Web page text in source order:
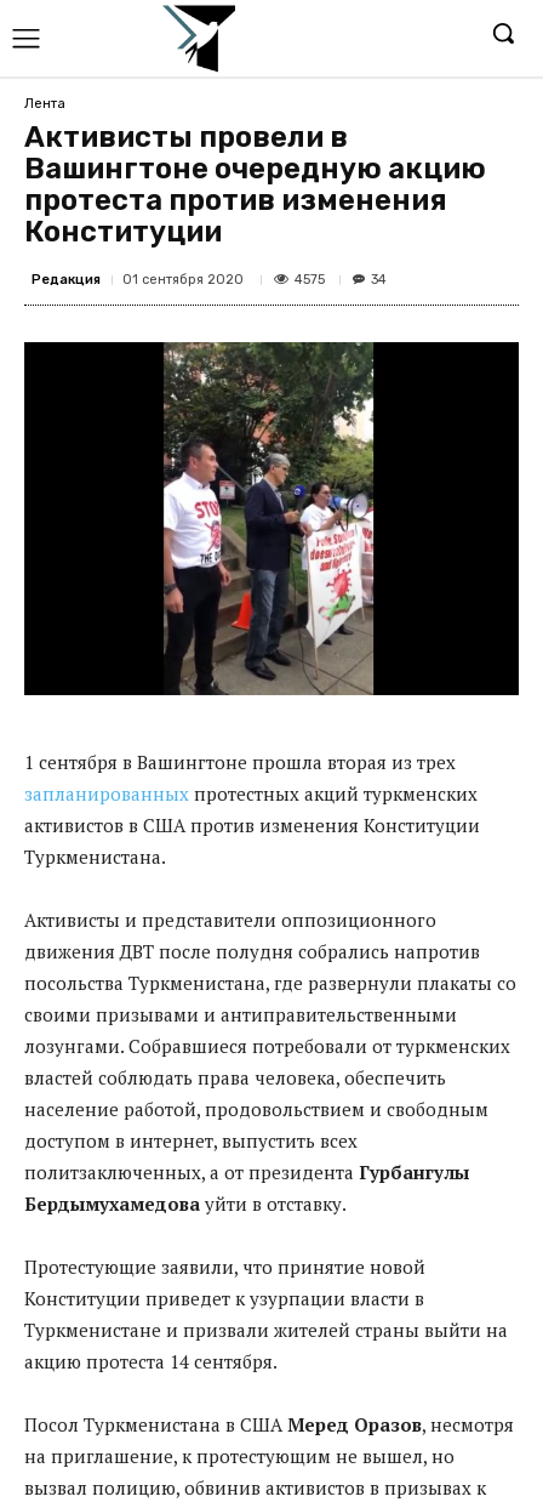
Лента
Активисты провели в
Вашингтоне очередную акцию
протеста против изменения
Конституции
Редакция 01 сентября 2020 4575 34
1 сентября в Вашингтоне прошла вторая из трех
запланированных протестных акций туркменских
активистов в США против изменения Конституции
Туркменистана.
Активисты и представители оппозиционного
движения ДВТ после полудня собрались напротив
посольства Туркменистана, где развернули плакаты со
своими призывами и антиправительственными
лозунгами. Собравшиеся потребовали от туркменских
властей соблюдать права человека, обеспечить
население работой, продовольствием и свободным
доступом в интернет, выпустить всех
политзаключенных, а от президента Гурбангулы
Бердымухамедова уйти в отставку.
Протестующие заявили, что принятие новой
Конституции приведет к узурпации власти в
Туркменистане и призвали жителей страны выйти на
акцию протеста 14 сентября.
Посол Туркменистана в СШАМеред Оразов, несмотря
на приглашение, к протестующим не вышел, но
вызвал полицию, обвинив активистов в призывах к